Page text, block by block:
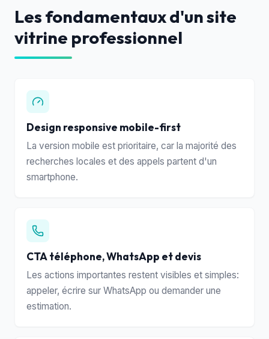
Les fondamentaux d'un site
vitrine professionnel
Design responsive mobile-first
La version mobile est prioritaire, car la majorité des
recherches locales et des appels partent d'un
smartphone.
CTA téléphone, WhatsApp et devis
Les actions importantes restent visibles et simples:
appeler, écrire sur WhatsApp ou demander une
estimation.